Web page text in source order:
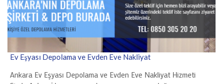
Ev Eşyası Depolama ve Evden Eve Nakliyat
Ankara Ev Eşyası Depolama ve Evden Eve Nakliyat Hizmeti